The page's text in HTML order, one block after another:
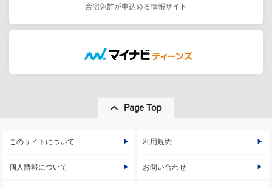
合宿免許が申込める情報サイト
Page Top
このサイトについて 利用規約
個人情報について お問い合わせ